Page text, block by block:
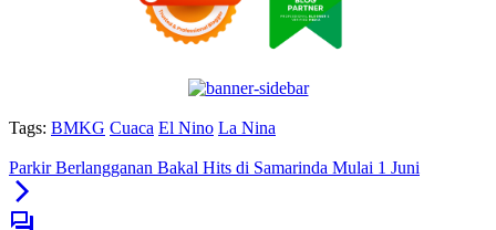
Tags: BMKG Cuaca El Nino La Nina
Parkir Berlangganan Bakal Hits di Samarinda Mulai 1 Juni